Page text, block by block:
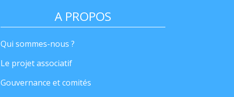
A PROPOS
Qui sommes-nous ?
Le projet associatif
Gouvernance et comités